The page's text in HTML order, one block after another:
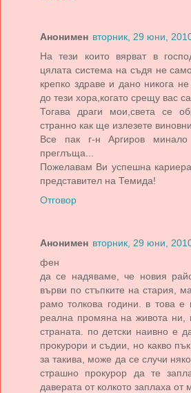
Анонимен вторник, 29 юни,
На тези които вярват в
цялата система на съдя не
крепко здраве и дано никога
до тези хора,когато срещу вас са
Тогава драги мои,света се
странно как ще излезете
Все пак г-н Аргиров
преглъща...
Пожелавам Ви успешна
представител на Темида!
Отговор
Анонимен вторник, 29 юни,
фен
да се надяваме, че новия
върви по стъпките на стария,
рамо толкова години. в това е
реална промяна на живота
страната. по детски наивно е
прокурори и съдии, но какво
за такива, може да се случи
страшно прокурор да те
даверата от колкото заплаха от